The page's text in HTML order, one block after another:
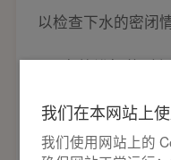
以检查下水的密闭
6、安放浴缸的时
略高于下水口的另
7、在下水口处留
我们在本网站上
我们使用网站上的